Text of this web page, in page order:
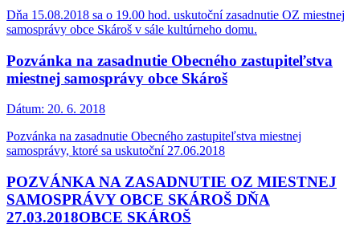
Dňa 15.08.2018 sa o 19.00 hod. uskutoční zasadnutie OZ miestnej
samosprávy obce Skároš v sále kultúrneho domu.
Pozvánka na zasadnutie Obecného zastupiteľstva
miestnej samosprávy obce Skároš
Dátum: 20. 6. 2018
Pozvánka na zasadnutie Obecného zastupiteľstva miestnej
samosprávy, ktoré sa uskutoční 27.06.2018
POZVÁNKA NA ZASADNUTIE OZ MIESTNEJ
SAMOSPRÁVY OBCE SKÁROŠ DŇA
27.03.2018OBCE SKÁROŠ